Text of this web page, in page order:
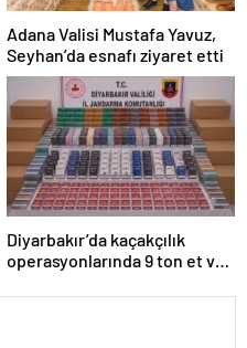
Adana Valisi Mustafa Yavuz,
Seyhan’da esnafı ziyaret etti
Diyarbakır’da kaçakçılık
operasyonlarında 9 ton et ve
geçirildi